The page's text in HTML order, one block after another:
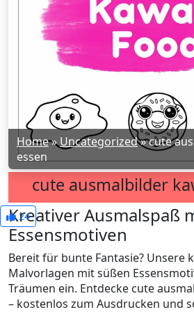
Home»Uncategorized»cute
essen
cute ausmalbilder
24
Kreativer Ausmalspaß
Essensmotiven
Bereit für bunte Fantasie? Unsere
Malvorlagen mit süßen
Träumen ein. Entdecke cute
– kostenlos zum Ausdrucken und